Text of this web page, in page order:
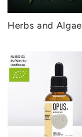
Herbs and Algae